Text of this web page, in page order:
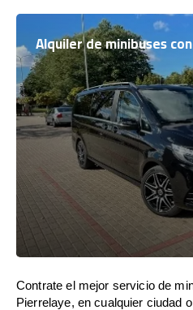
Alquiler de minibuses
Contrate el mejor servicio de
Pierrelaye, en cualquier ciudad